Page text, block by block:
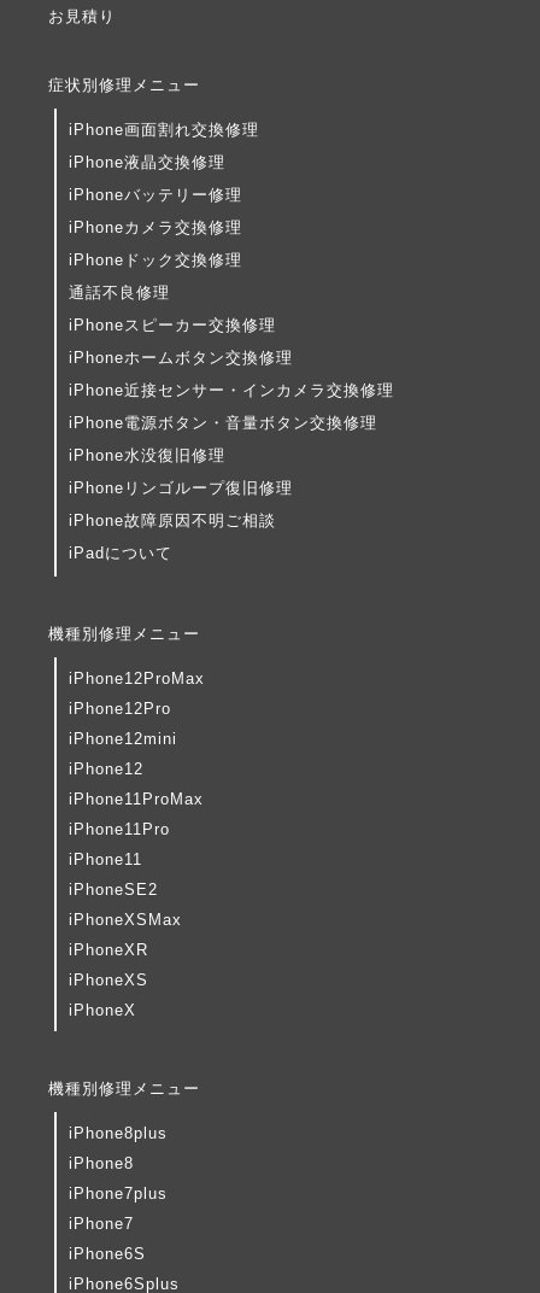
お見積り
症状別修理メニュー
iPhone画面割れ交換修理
iPhone液晶交換修理
iPhoneバッテリー修理
iPhoneカメラ交換修理
iPhoneドック交換修理
通話不良修理
iPhoneスピーカー交換修理
iPhoneホームボタン交換修理
iPhone近接センサー・インカメラ交換修理
iPhone電源ボタン・音量ボタン交換修理
iPhone水没復旧修理
iPhoneリンゴループ復旧修理
iPhone故障原因不明ご相談
iPadについて
機種別修理メニュー
iPhone12ProMax
iPhone12Pro
iPhone12mini
iPhone12
iPhone11ProMax
iPhone11Pro
iPhone11
iPhoneSE2
iPhoneXSMax
iPhoneXR
iPhoneXS
iPhoneX
機種別修理メニュー
iPhone8plus
iPhone8
iPhone7plus
iPhone7
iPhone6S
iPhone6Splus